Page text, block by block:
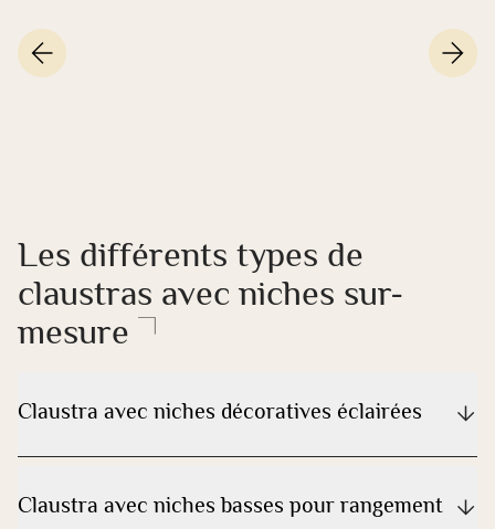
Les différents types de
claustras avec niches sur-
mesure
Claustra avec niches décoratives éclairées
Claustra avec niches basses pour rangement